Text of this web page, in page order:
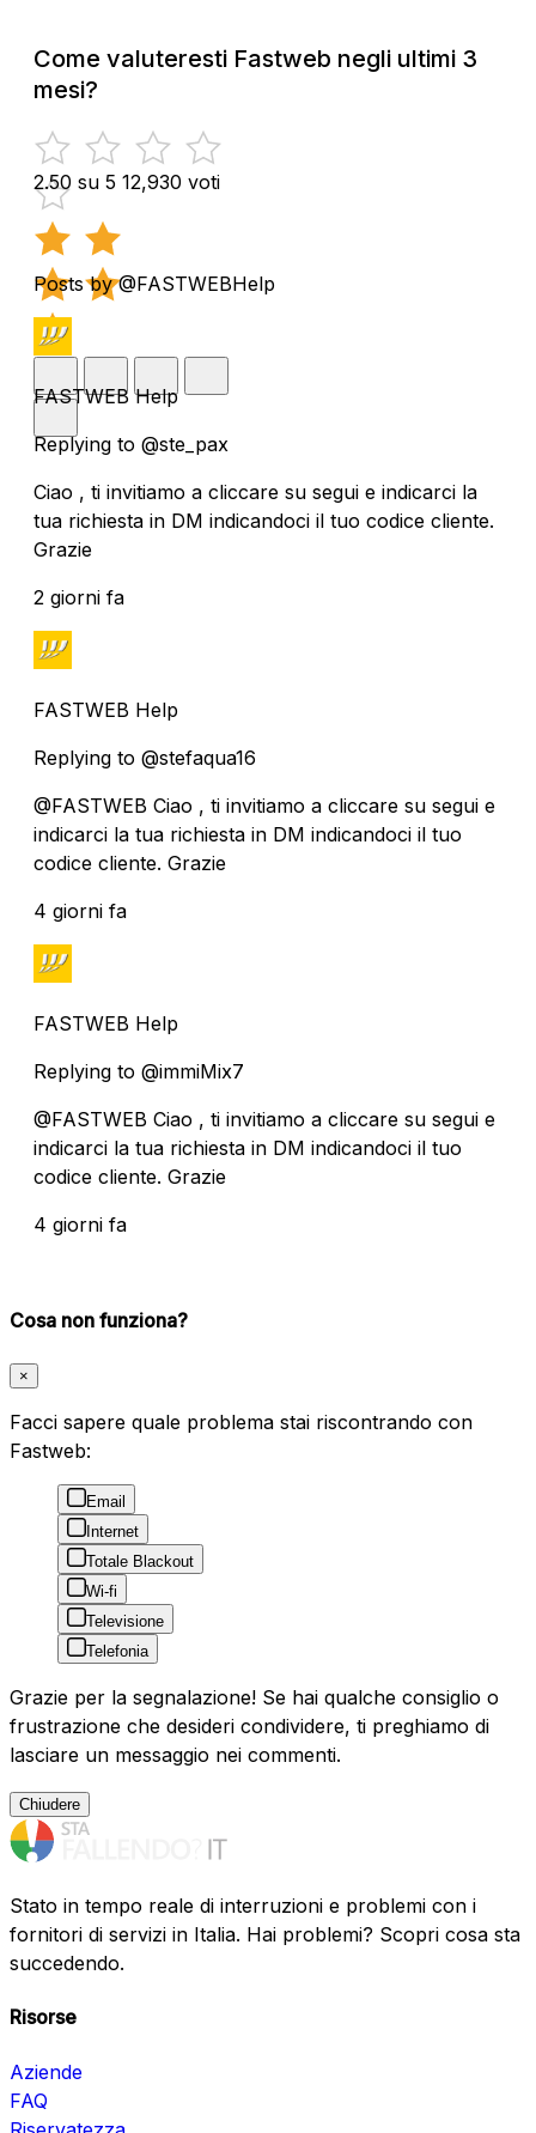
Come valuteresti Fastweb negli ultimi 3
mesi?
2.50 su 5 12,930 voti
Posts by @FASTWEBHelp
FASTWEB Help
Replying to @ste_pax
Ciao , ti invitiamo a cliccare su segui e indicarci la
tua richiesta in DM indicandoci il tuo codice cliente.
Grazie
2 giorni fa
FASTWEB Help
Replying to @stefaqua16
@FASTWEB Ciao , ti invitiamo a cliccare su segui e
indicarci la tua richiesta in DM indicandoci il tuo
codice cliente. Grazie
4 giorni fa
FASTWEB Help
Replying to @immiMix7
@FASTWEB Ciao , ti invitiamo a cliccare su segui e
indicarci la tua richiesta in DM indicandoci il tuo
codice cliente. Grazie
4 giorni fa
Cosa non funziona?
×
Facci sapere quale problema stai riscontrando con
Fastweb:
Email
Internet
Totale Blackout
Wi-fi
Televisione
Telefonia
Grazie per la segnalazione! Se hai qualche consiglio o
frustrazione che desideri condividere, ti preghiamo di
lasciare un messaggio nei commenti.
Chiudere
Stato in tempo reale di interruzioni e problemi con i
fornitori di servizi in Italia. Hai problemi? Scopri cosa sta
succedendo.
Risorse
Aziende
FAQ